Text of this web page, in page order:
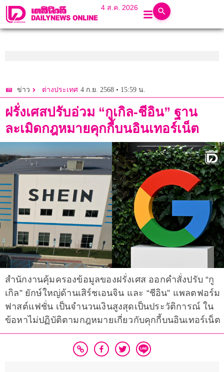
4 ส.ค. 2026
ข่าว ต่างประเทศ 4 ก.ย. 2568 • 15:59 น.
ฝรั่งเศสปรับอ่วม “กูเกิล-ชีอิน” ฐาน
ละเมิดกฎหมายคุกกี้บนอินเทอร์เน็ต
สำนักงานคุ้มครองข้อมูลของฝรั่งเศส ออกคำสั่งปรับ “กู
เกิล” ยักษ์ใหญ่ด้านเสิร์ชเอนจิน และ “ชีอิน” แพลตฟอร์ม
ฟาสต์แฟชั่น เป็นจำนวนเงินสูงสุดเป็นประวัติการณ์ ใน
ข้อหาไม่ปฏิบัติตามกฎหมายเกี่ยวกับคุกกี้บนอินเทอร์เน็ต